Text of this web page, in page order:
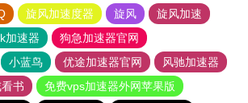
旋风加速度器 旋风
旋风加速
加速器
狗急加速器官网
小蓝鸟 优途加速器官网
风驰加速器
书
免费vps加速器外网苹果版